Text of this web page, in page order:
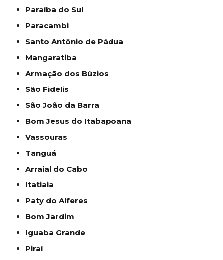
Paraíba do Sul
Paracambi
Santo Antônio de Pádua
Mangaratiba
Armação dos Búzios
São Fidélis
São João da Barra
Bom Jesus do Itabapoana
Vassouras
Tanguá
Arraial do Cabo
Itatiaia
Paty do Alferes
Bom Jardim
Iguaba Grande
Piraí